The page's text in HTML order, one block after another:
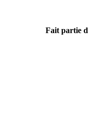
Fait partie